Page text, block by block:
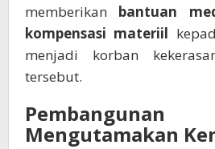
memberikan bantuan
kompensasi materiil
menjadi korban
tersebut.
Mengutamakan